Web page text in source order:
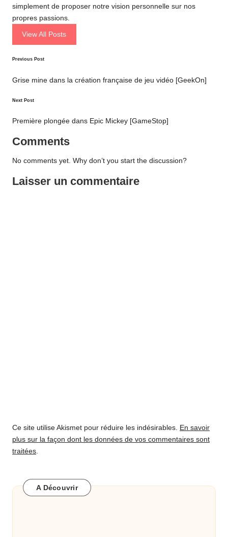
simplement de proposer notre vision personnelle sur nos
propres passions.
View All Posts
Post
navigation
Previous Post
Grise mine dans la création française de jeu vidéo [GeekOn]
Next Post
Première plongée dans Epic Mickey [GameStop]
Comments
No comments yet. Why don’t you start the discussion?
Laisser un commentaire
Ce site utilise Akismet pour réduire les indésirables. En savoir
plus sur la façon dont les données de vos commentaires sont
traitées.
A Découvrir